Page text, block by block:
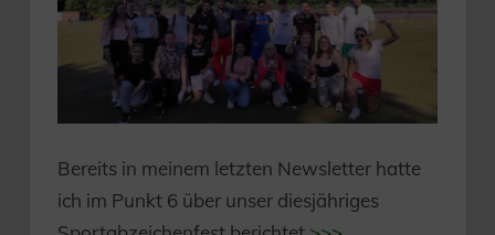
Bereits in meinem letzten Newsletter hatte
ich im Punkt 6 über unser diesjähriges